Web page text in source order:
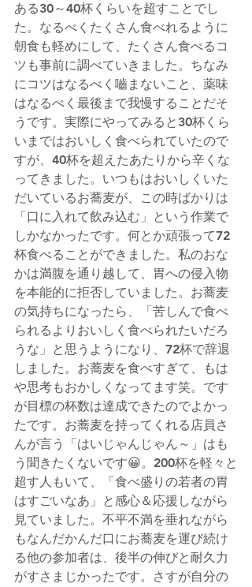
ある30～40杯くらいを超すことでし
た。なるべくたくさん食べれるように
朝食も軽めにして、たくさん食べるコ
ツも事前に調べていきました。ちなみ
にコツはなるべく嚙まないこと、薬味
はなるべく最後まで我慢することだそ
うです。実際にやってみると30杯くら
いまではおいしく食べられていたので
すが、40杯を超えたあたりから辛くな
ってきました。いつもはおいしくいた
だいているお蕎麦が、この時ばかりは
「口に入れて飲み込む」という作業で
しかなかったです。何とか頑張って72
杯食べることができました。私のおな
かは満腹を通り越して、胃への侵入物
を本能的に拒否していました。お蕎麦
の気持ちになったら、「苦しんで食べ
られるよりおいしく食べられたいだろ
うな」と思うようになり、72杯で辞退
しました。お蕎麦を食べすぎて、もは
や思考もおかしくなってます笑。です
が目標の杯数は達成できたのでよかっ
たです。お蕎麦を持ってくれる店員さ
んが言う「はいじゃんじゃん～」はも
う聞きたくないです😀。200杯を軽々と
超す人もいて、「食べ盛りの若者の胃
はすごいなあ」と感心＆応援しながら
見ていました。不平不満を垂れながら
もなんだかんだ口にお蕎麦を運び続け
る他の参加者は、後半の伸びと耐久力
がすさまじかったです。さすが自分の